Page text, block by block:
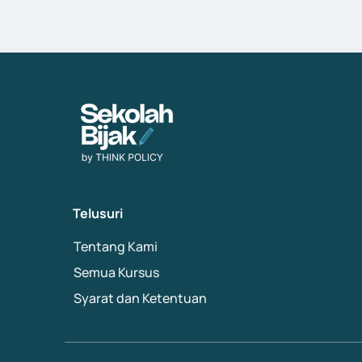
Telusuri
Tentang Kami
Semua Kursus
Syarat dan Ketentuan